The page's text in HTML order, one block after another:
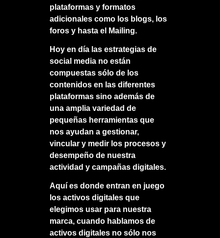
plataformas y formatos
adicionales como los blogs, los
foros y hasta el Mailing.
Hoy en día las estrategias de
social media no están
compuestas sólo de los
contenidos en las diferentes
plataformas sino además de
una amplia variedad de
pequeñas herramientas que
nos ayudan a gestionar,
vincular y medir los procesos y
desempeño de nuestra
actividad y campañas digitales.
Aquí es donde entran en juego
los activos digitales que
elegimos usar para nuestra
marca, cuando hablamos de
activos digitales no sólo nos